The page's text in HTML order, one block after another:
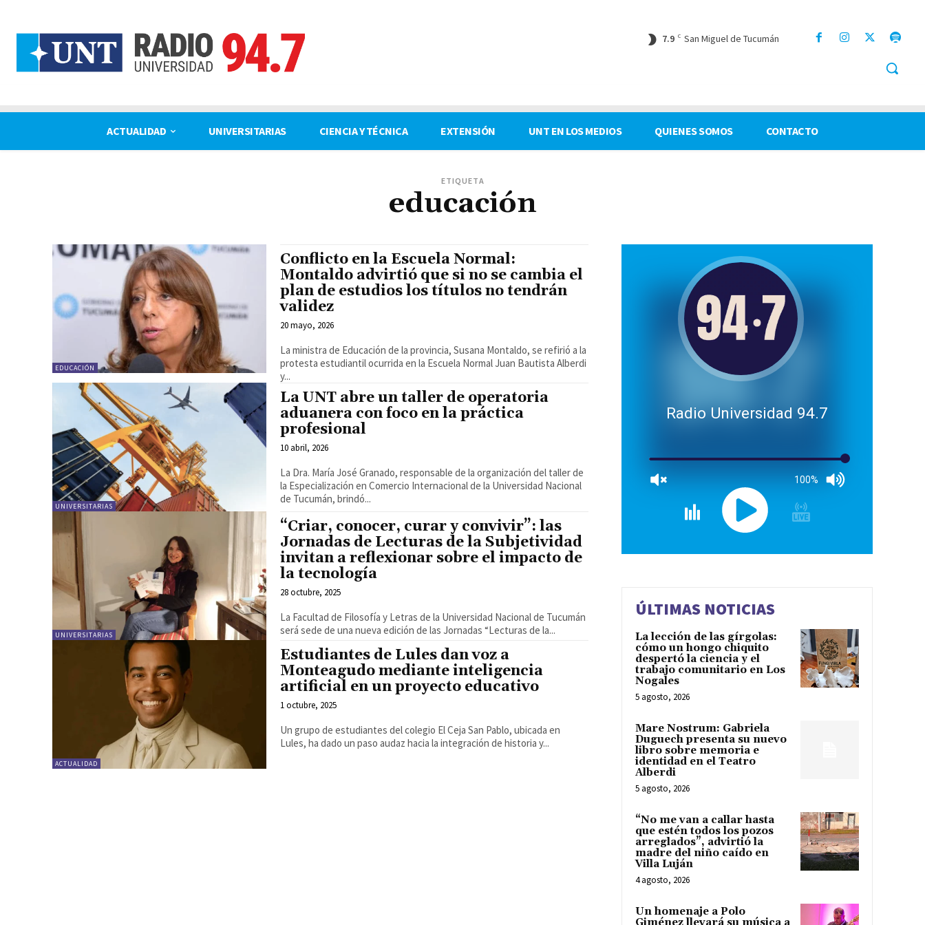
7.9 C San Miguel de Tucumán
ACTUALIDAD UNIVERSITARIAS CIENCIA Y TÉCNICA EXTENSIÓN UNT EN LOS MEDIOS QUIENES SOMOS CONTACTO
ETIQUETA
educación
EDUCACIÓN
Conflicto en la Escuela Normal:
Montaldo advirtió que si no se cambia el
plan de estudios los títulos no tendrán
validez
20 mayo, 2026
La ministra de Educación de la provincia, Susana Montaldo, se refirió a la
protesta estudiantil ocurrida en la Escuela Normal Juan Bautista Alberdi
y...
UNIVERSITARIAS
La UNT abre un taller de operatoria
aduanera con foco en la práctica
profesional
10 abril, 2026
La Dra. María José Granado, responsable de la organización del taller de
la Especialización en Comercio Internacional de la Universidad Nacional
de Tucumán, brindó...
UNIVERSITARIAS
“Criar, conocer, curar y convivir”: las
Jornadas de Lecturas de la Subjetividad
invitan a reflexionar sobre el impacto de
la tecnología
28 octubre, 2025
La Facultad de Filosofía y Letras de la Universidad Nacional de Tucumán
será sede de una nueva edición de las Jornadas “Lecturas de la...
ACTUALIDAD
Estudiantes de Lules dan voz a
Monteagudo mediante inteligencia
artificial en un proyecto educativo
1 octubre, 2025
Un grupo de estudiantes del colegio El Ceja San Pablo, ubicada en
Lules, ha dado un paso audaz hacia la integración de historia y...
Radio Universidad 94.7
100%
ÚLTIMAS NOTICIAS
La lección de las gírgolas:
cómo un hongo chiquito
despertó la ciencia y el
trabajo comunitario en Los
Nogales
5 agosto, 2026
Mare Nostrum: Gabriela
Duguech presenta su nuevo
libro sobre memoria e
identidad en el Teatro
Alberdi
5 agosto, 2026
“No me van a callar hasta
que estén todos los pozos
arreglados”, advirtió la
madre del niño caído en
Villa Luján
4 agosto, 2026
Un homenaje a Polo